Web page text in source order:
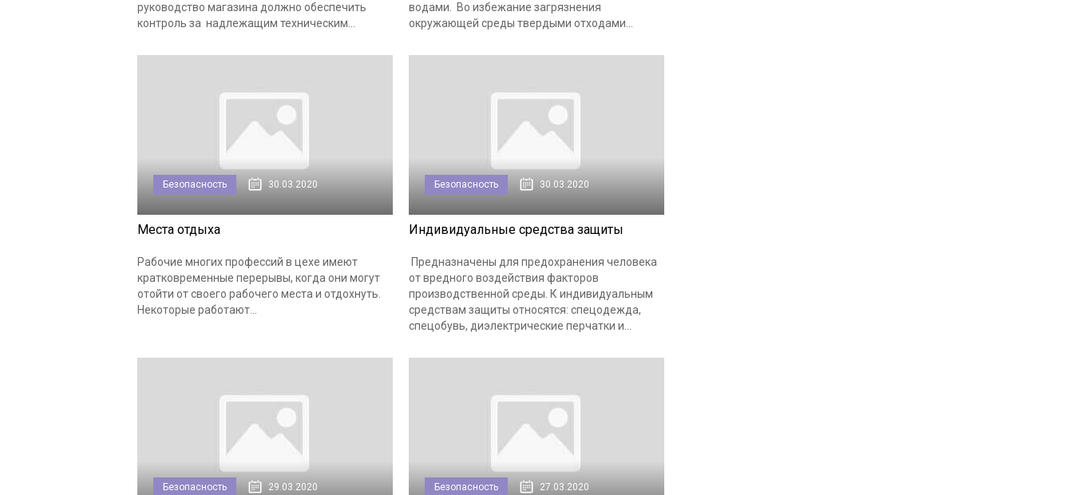
руководство магазина должно обеспечить
контроль за надлежащим техническим...
водами. Во избежание загрязнения
окружающей среды твердыми отходами...
Безопасность 30.03.2020
Места отдыха
Рабочие многих профессий в цехе имеют
кратковременные перерывы, когда они могут
отойти от своего рабочего места и отдохнуть.
Некоторые работают...
Безопасность 30.03.2020
Индивидуальные средства защиты
Предназначены для предохранения человека
от вредного воздействия факторов
производственной среды. К индивидуальным
средствам защиты относятся: спецодежда,
спецобувь, диэлектрические перчатки и...
Безопасность 29.03.2020 Безопасность 27.03.2020